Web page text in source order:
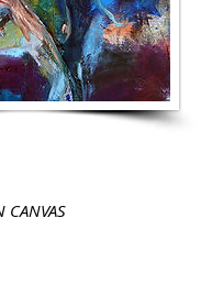
CANVAS